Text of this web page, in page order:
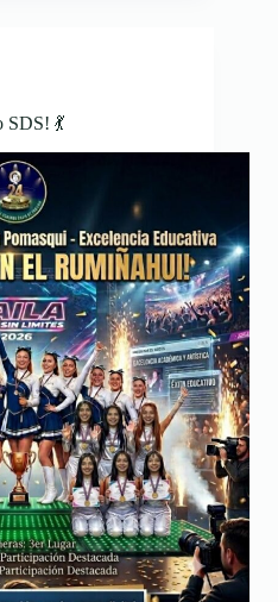
SDS! 💃